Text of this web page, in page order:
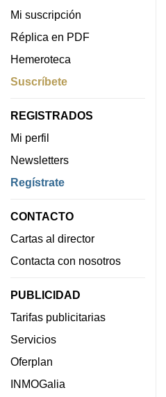
Mi suscripción
Réplica en PDF
Hemeroteca
Suscríbete
REGISTRADOS
Mi perfil
Newsletters
Regístrate
CONTACTO
Cartas al director
Contacta con nosotros
PUBLICIDAD
Tarifas publicitarias
Servicios
Oferplan
INMOGalia